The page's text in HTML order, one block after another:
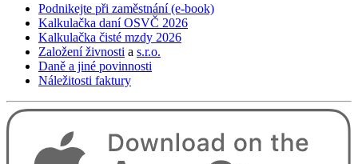
Podnikejte při zaměstnání (e-book)
Kalkulačka daní OSVČ 2026
Kalkulačka čisté mzdy 2026
Založení živnosti a s.r.o.
Daně a jiné povinnosti
Náležitosti faktury